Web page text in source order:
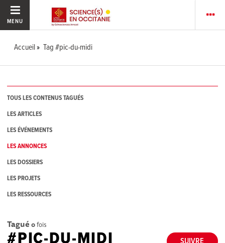
MENU
Accueil Tag #pic-du-midi
TOUS LES CONTENUS TAGUÉS
LES ARTICLES
LES ÉVÉNEMENTS
LES ANNONCES
LES DOSSIERS
LES PROJETS
LES RESSOURCES
Tagué 0fois